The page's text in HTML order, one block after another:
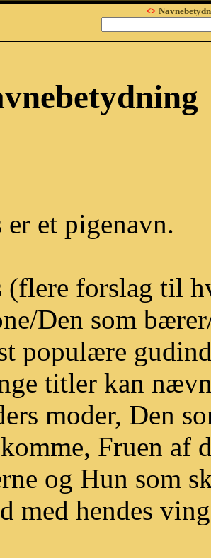
<>
er et pigenavn.
(flere forslag til
Den som
populære
titler kan
moder, Den
Fruen af
og Hun som
med hendes